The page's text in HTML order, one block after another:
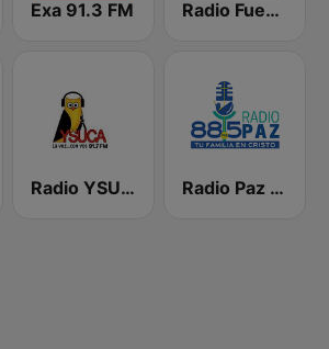
Exa 91.3 FM Radio Fuego 107.7 FM
Radio YSUCA 91.7 FM Radio Paz 88.5 FM